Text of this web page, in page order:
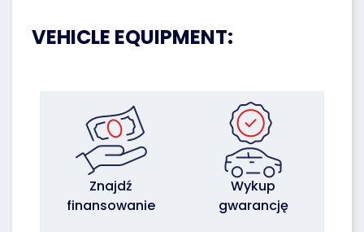
VEHICLE EQUIPMENT:
Znajdź
finansowanie
Wykup
gwarancję